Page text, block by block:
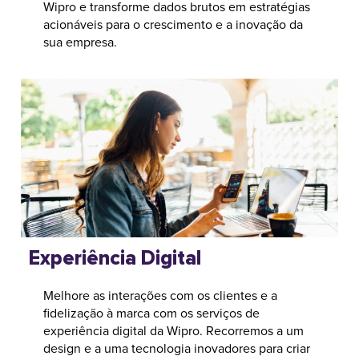
Wipro e transforme dados brutos em estratégias
acionáveis para o crescimento e a inovação da
sua empresa.
Experiência Digital
Melhore as interações com os clientes e a
fidelização à marca com os serviços de
experiência digital da Wipro. Recorremos a um
design e a uma tecnologia inovadores para criar